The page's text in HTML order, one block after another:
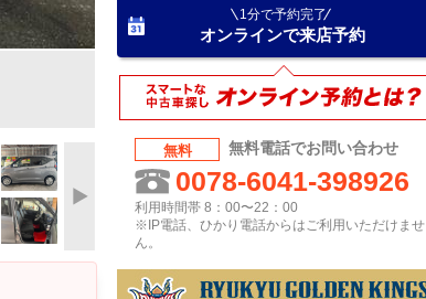
1分で予約完了
オンラインで来店予約
無料 無料電話でお問い合わせ
0078-6041-398926
利用時間帯 8：00〜22：00
※IP電話、ひかり電話からはご利用いただけませ
ん。